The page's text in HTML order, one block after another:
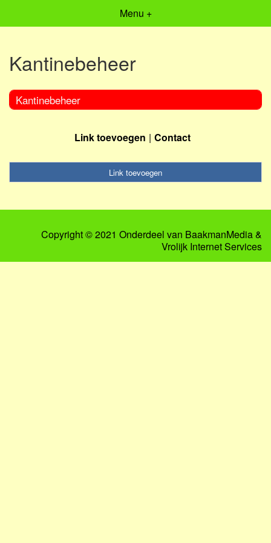
Menu +
Kantinebeheer
Kantinebeheer
Link toevoegen Contact
Link toevoegen
Copyright © 2021 Onderdeel van BaakmanMedia&
Vrolijk Internet Services